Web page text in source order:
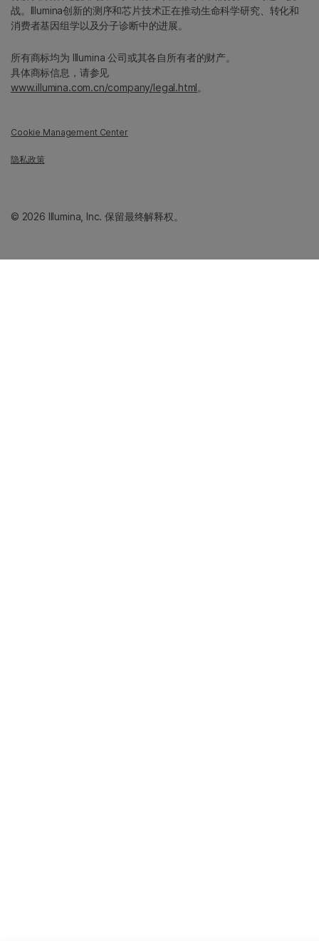
战。Illumina创新的测序和芯片技术正在推动生命科学研究、转化和
消费者基因组学以及分子诊断中的进展。
所有商标均为 Illumina 公司或其各自所有者的财产。
具体商标信息，请参见
www.illumina.com.cn/company/legal.html。
Cookie Management Center
隐私政策
© 2026 Illumina, Inc. 保留最终解释权。